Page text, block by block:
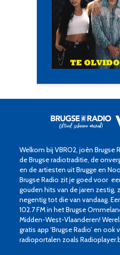
Welkom bij VBRO2, joèn
de Brugse radiotraditie, de
en de artiesten uit Brugge en
Brugse Radio zit je goed voor
gouden hits van de jaren zestig,
negentig tot die van vandaag.
102.7 FM in het Brugse
Midden-West-Vlaanderen!
gratis app ‘Brugse Radio’ en ook
radioportalen zoals